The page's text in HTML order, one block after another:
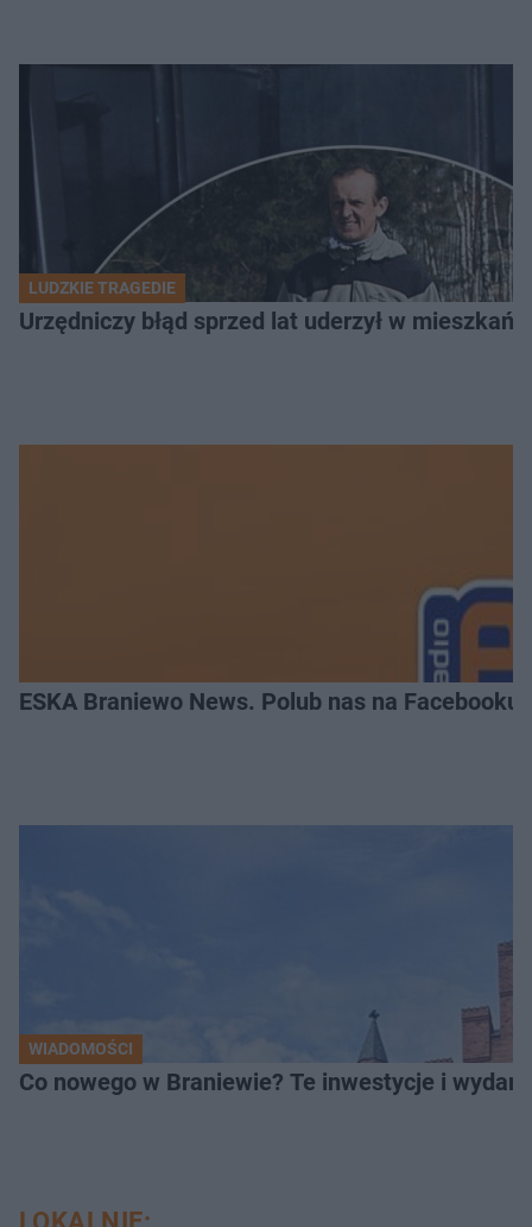
LUDZKIE TRAGEDIE
Urzędniczy błąd sprzed lat uderzył w
ESKA Braniewo News. Polub nas na Facebooku!
WIADOMOŚCI
Co nowego w Braniewie? Te inwestycje i